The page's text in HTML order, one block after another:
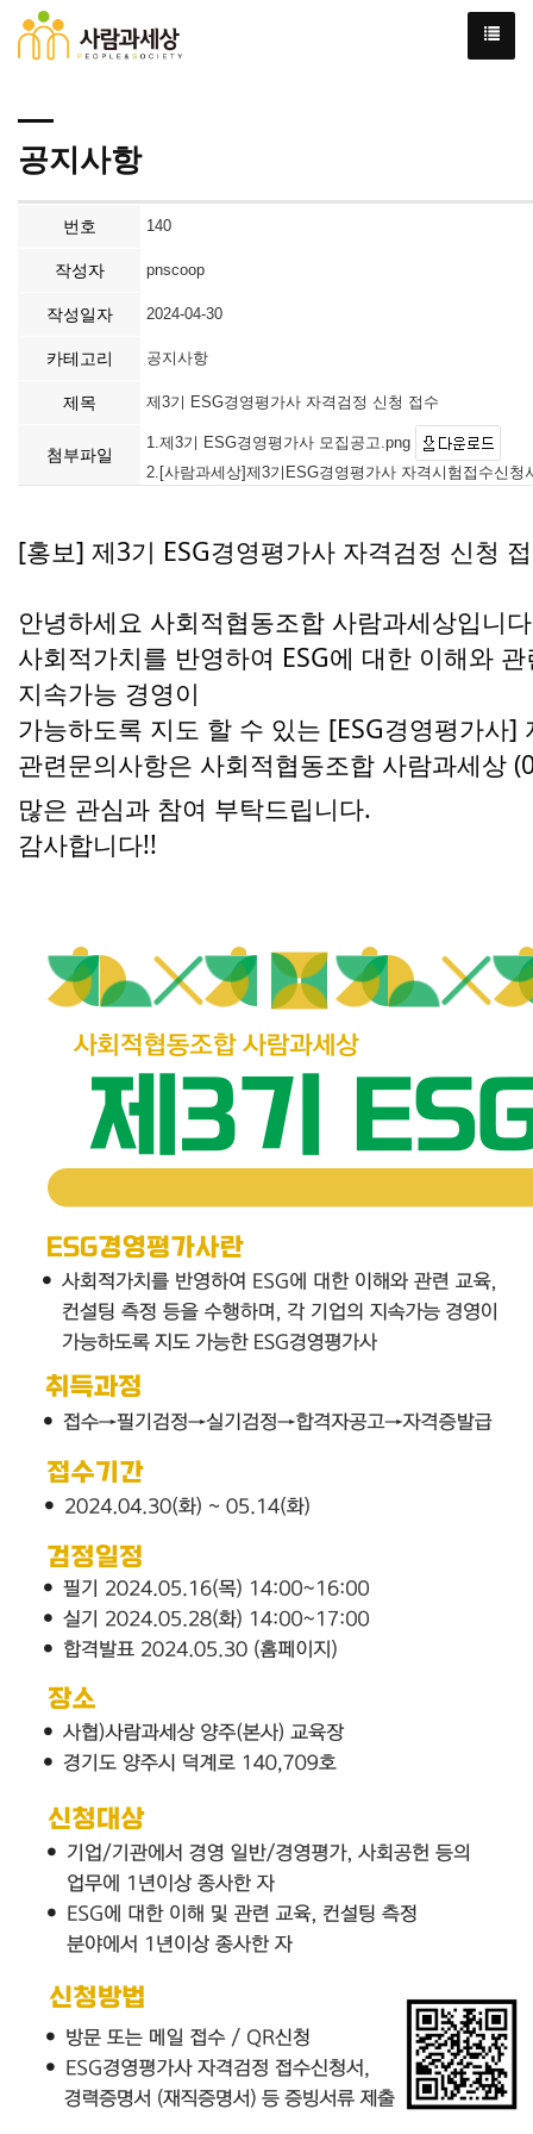
공지사항
번호 140
작성자 pnscoop
작성일자 2024-04-30
카테고리 공지사항
제목 제3기 ESG경영평가사 자격검정 신청 접수
첨부파일
1.제3기 ESG경영평가사 모집공고.png
2.[사람과세상]제3기ESG경영평가사 자격시험접수신청
[홍보] 제3기 ESG경영평가사 자격검정 신청
안녕하세요 사회적협동조합 사람과세상입니
사회적가치를 반영하여 ESG에 대한 이해와
지속가능 경영이
가능하도록 지도 할 수 있는 [ESG경영평가사]
관련문의사항은 사회적협동조합 사람과세상
많은 관심과 참여 부탁드립니다.
감사합니다!!